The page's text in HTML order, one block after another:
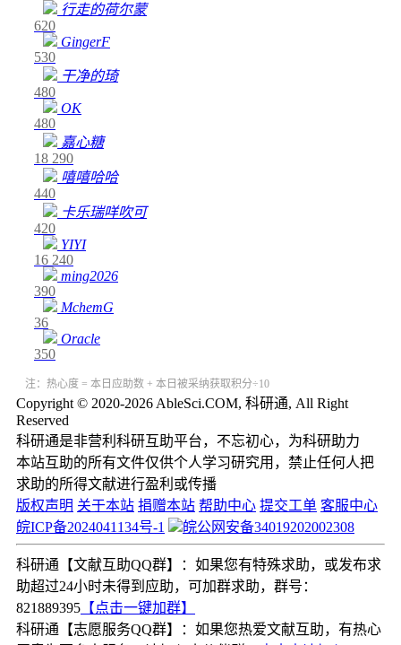
行走的荷尔蒙
620
GingerF
530
干净的琦
480
OK
480
嘉心糖
18 290
嘻嘻哈哈
440
卡乐瑞咩吹可
420
YIYI
16 240
ming2026
390
MchemG
36
Oracle
350
注：热心度 = 本日应助数 + 本日被采纳获取积分÷10
Copyright © 2020-2026 AbleSci.COM, 科研通, All Right
Reserved
科研通是非营利科研互助平台，不忘初心，为科研助力
本站互助的所有文件仅供个人学习研究用，禁止任何人把
求助的所得文献进行盈利或传播
版权声明 关于本站 捐赠本站 帮助中心 提交工单 客服中心
皖ICP备2024041134号-1
皖公网安备34019202002308
科研通【文献互助QQ群】：如果您有特殊求助，或发布求
助超过24小时未得到应助，可加群求助，群号：
821889395 【点击一键加群】
科研通【志愿服务QQ群】：如果您热爱文献互助，有热心